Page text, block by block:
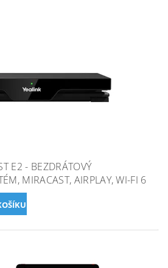
E2 - BEZDRÁTOVÝ
MIRACAST, AIRPLAY, WI-FI 6